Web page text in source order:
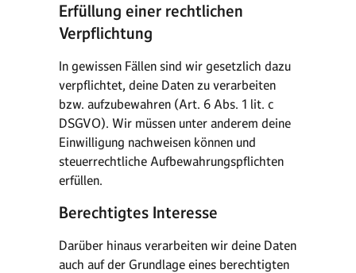
Erfüllung einer rechtlichen
Verpflichtung
In gewissen Fällen sind wir gesetzlich dazu
verpflichtet, deine Daten zu verarbeiten
bzw. aufzubewahren (Art. 6 Abs. 1 lit. c
DSGVO). Wir müssen unter anderem deine
Einwilligung nachweisen können und
steuerrechtliche Aufbewahrungspflichten
erfüllen.
Berechtigtes Interesse
Darüber hinaus verarbeiten wir deine Daten
auch auf der Grundlage eines berechtigten